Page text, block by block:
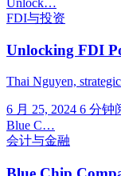
FDI与投资
Unlocking FDI
Thai Nguyen,
6 月 25, 2024 6 分钟
Blue C…
会计与金融